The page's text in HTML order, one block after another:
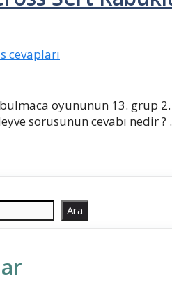
oyununun 13. grup 2.
sorusunun cevabı nedir ?
Ara